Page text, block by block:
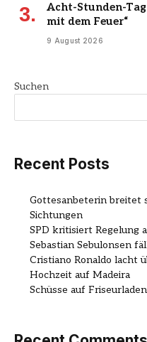
Acht-Stunden-
mit dem Feuer“
9 August 2026
Suchen
Recent Posts
Gottesanbeterin breitet
Sichtungen
SPD kritisiert Regelung
Sebastian Sebulonsen
Cristiano Ronaldo lacht
Hochzeit auf Madeira
Schüsse auf